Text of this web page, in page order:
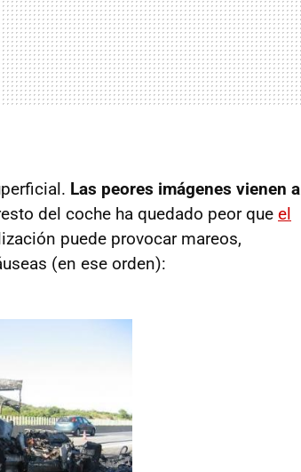
Las peores imágenes vienen a
del coche ha quedado peor que el
puede provocar mareos,
(en ese orden):